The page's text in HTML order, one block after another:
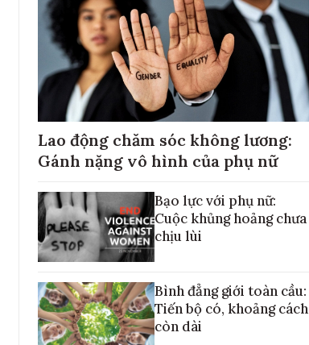
Lao động chăm sóc không lương:
Gánh nặng vô hình của phụ nữ
Bạo lực với phụ nữ:
Cuộc khủng hoảng chưa
chịu lùi
Bình đẳng giới toàn cầu:
Tiến bộ có, khoảng cách
còn dài